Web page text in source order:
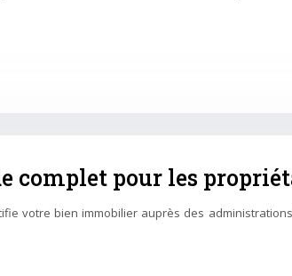
complet pour les
votre bien immobilier auprès des